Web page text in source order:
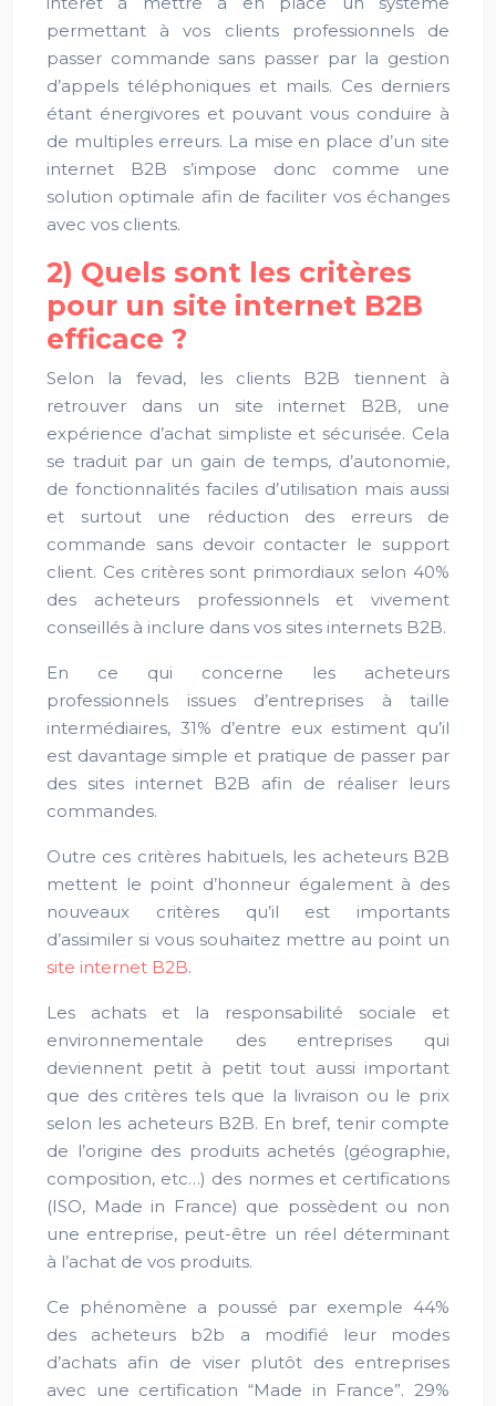
permettant à vos clients professionnels de
passer commande sans passer par la gestion
d’appels téléphoniques et mails. Ces derniers
étant énergivores et pouvant vous conduire à
de multiples erreurs. La mise en place d’un site
internet B2B s’impose donc comme une
solution optimale afin de faciliter vos échanges
avec vos clients.
2) Quels sont les critères
pour un site internet B2B
efficace ?
Selon la fevad, les clients B2B tiennent à
retrouver dans un site internet B2B, une
expérience d’achat simpliste et sécurisée. Cela
se traduit par un gain de temps, d’autonomie,
de fonctionnalités faciles d’utilisation mais aussi
et surtout une réduction des erreurs de
commande sans devoir contacter le support
client. Ces critères sont primordiaux selon 40%
des acheteurs professionnels et vivement
conseillés à inclure dans vos sites internets B2B.
En ce qui concerne les acheteurs
professionnels issues d’entreprises à taille
intermédiaires, 31% d’entre eux estiment qu’il
est davantage simple et pratique de passer par
des sites internet B2B afin de réaliser leurs
commandes.
Outre ces critères habituels, les acheteurs B2B
mettent le point d’honneur également à des
nouveaux critères qu’il est importants
d’assimiler si vous souhaitez mettre au point un
site internet B2B.
Les achats et la responsabilité sociale et
environnementale des entreprises qui
deviennent petit à petit tout aussi important
que des critères tels que la livraison ou le prix
selon les acheteurs B2B. En bref, tenir compte
de l’origine des produits achetés (géographie,
composition, etc…) des normes et certifications
(ISO, Made in France) que possèdent ou non
une entreprise, peut-être un réel déterminant
à l’achat de vos produits.
Ce phénomène a poussé par exemple 44%
des acheteurs b2b a modifié leur modes
d’achats afin de viser plutôt des entreprises
avec une certification “Made in France”. 29%